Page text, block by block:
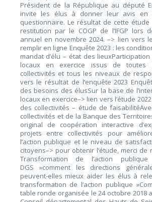
Président de la République au député
invite les élus à donner leur avis en
questionnaire. Le résultat de cette étude
restitution par le COGP de l’IFGP lors
annuel en novembre 2024. –> lien vers
remplir en ligne Enquête 2023 : les
mandat d’élu – état des
locaux en exercice issus de toutes
collectivités et tous les niveaux de
vers le résultat de l’enquête 2023
des besoins des élusSur la base de
locaux en exercice–> lien vers l’étude
des collectivités – étude de
collectivités et de la Banque des
original de coopération interactive
projets entre collectivités pour
l’action publique et le niveau de
citoyens–> pour obtenir l’étude, merci de
Transformation de l’action
DGS »comment les directions
peuvent-elles mieux aider les élus à
transformation de l’action publique
table ronde organisée le 24 octobre 2018